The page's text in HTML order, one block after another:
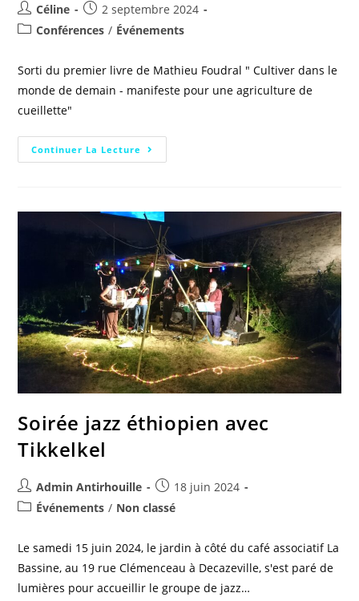
Céline
2 septembre 2024
Conférences / Événements
Sorti du premier livre de Mathieu Foudral " Cultiver dans le
monde de demain - manifeste pour une agriculture de
cueillette"
Continuer La Lecture
Soirée jazz éthiopien avec
Tikkelkel
Admin Antirhouille
18 juin 2024
Événements / Non classé
Le samedi 15 juin 2024, le jardin à côté du café associatif La
Bassine, au 19 rue Clémenceau à Decazeville, s'est paré de
lumières pour accueillir le groupe de jazz…